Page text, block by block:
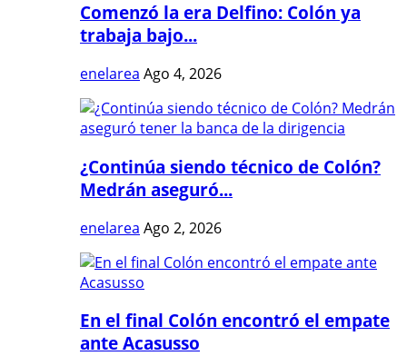
Comenzó la era Delfino: Colón ya
trabaja bajo...
enelarea Ago 4, 2026
¿Continúa siendo técnico de Colón?
Medrán aseguró...
enelarea Ago 2, 2026
En el final Colón encontró el empate
ante Acasusso